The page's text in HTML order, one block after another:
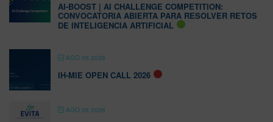
AI-BOOST | AI CHALLENGE COMPETITION:
CONVOCATORIA ABIERTA PARA RESOLVER RETOS
DE INTELIGENCIA ARTIFICIAL
AGO 06 2026
IH-MIE OPEN CALL 2026
AGO 06 2026